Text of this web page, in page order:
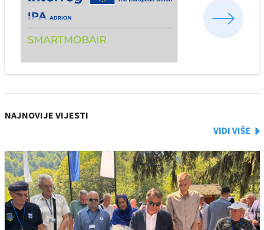
NAJNOVIJE VIJESTI